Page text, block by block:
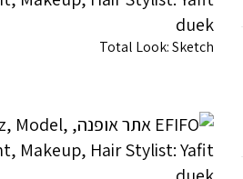
Total Look: Sketch